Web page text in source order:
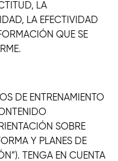
LA
LA EFECTIVIDAD
QUE SE
DE ENTRENAMIENTO
SOBRE
Y PLANES DE
TENGA EN CUENTA